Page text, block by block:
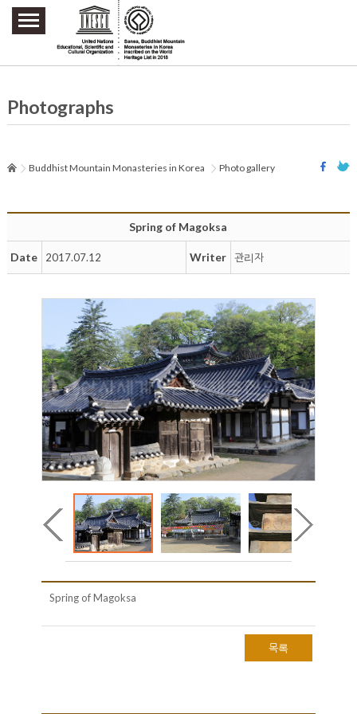
주요메뉴 바로가기
본문 바로가기
하단메뉴 바로가기
Photographs
Buddhist Mountain Monasteries in Korea Photo gallery
Spring of Magoksa
Date 2017.07.12 Writer 관리자
Spring of Magoksa
목록